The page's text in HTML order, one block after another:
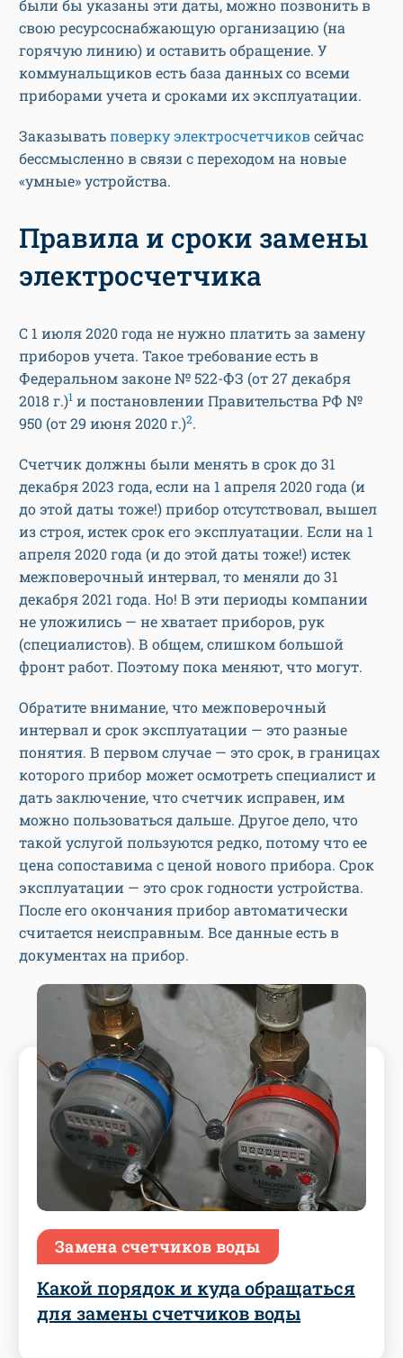
были бы указаны эти даты, можно позвонить в
свою ресурсоснабжающую организацию (на
горячую линию) и оставить обращение. У
коммунальщиков есть база данных со всеми
приборами учета и сроками их эксплуатации.
Заказыватьповерку электросчетчиковсейчас
бессмысленно в связи с переходом на новые
«умные» устройства.
Правила и сроки замены
электросчетчика
С 1 июля 2020 года не нужно платить за замену
приборов учета. Такое требование есть в
Федеральном законе № 522-ФЗ (от 27 декабря
2018 г.)1 и постановлении Правительства РФ №
950 (от 29 июня 2020 г.)2.
Счетчик должны были менять в срок до 31
декабря 2023 года, если на 1 апреля 2020 года (и
до этой даты тоже!) прибор отсутствовал, вышел
из строя, истек срок его эксплуатации. Если на 1
апреля 2020 года (и до этой даты тоже!) истек
межповерочный интервал, то меняли до 31
декабря 2021 года. Но! В эти периоды компании
не уложились — не хватает приборов, рук
(специалистов). В общем, слишком большой
фронт работ. Поэтому пока меняют, что могут.
Обратите внимание, что межповерочный
интервал и срок эксплуатации — это разные
понятия. В первом случае — это срок, в границах
которого прибор может осмотреть специалист и
дать заключение, что счетчик исправен, им
можно пользоваться дальше. Другое дело, что
такой услугой пользуются редко, потому что ее
цена сопоставима с ценой нового прибора. Срок
эксплуатации — это срок годности устройства.
После его окончания прибор автоматически
считается неисправным. Все данные есть в
документах на прибор.
Замена счетчиков воды
Какой порядок и куда обращаться
для замены счетчиков воды